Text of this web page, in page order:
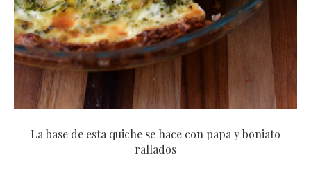
La base de esta quiche se hace con papa y boniato
rallados